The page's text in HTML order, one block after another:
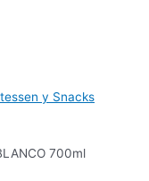
y Snacks
700ml